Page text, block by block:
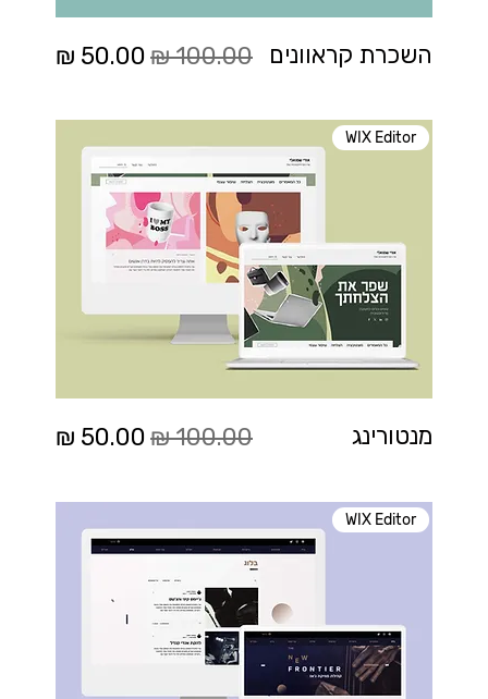
השכרת קראוונים מחיר רגיל מחיר מבצע
WIX Editor
מנטורינג מחיר רגיל מחיר מבצע
WIX Editor